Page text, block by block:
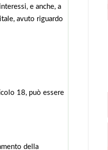
e anche, a
avuto riguardo
18, può essere
della